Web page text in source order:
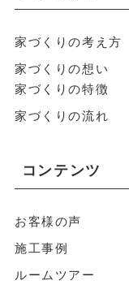
家づくりの考え方
家づくりの想い
家づくりの特徴
家づくりの流れ
コンテンツ
お客様の声
施工事例
ルームツアー